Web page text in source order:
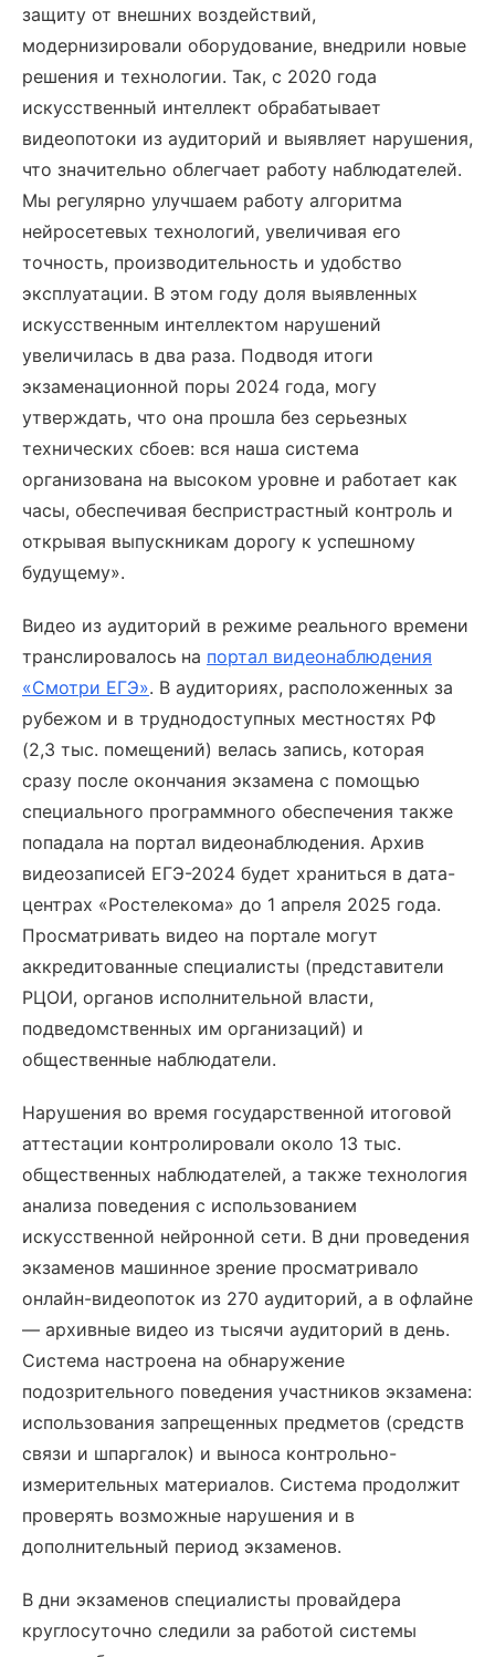
защиту от внешних воздействий,
модернизировали оборудование, внедрили новые
решения и технологии. Так, с 2020 года
искусственный интеллект обрабатывает
видеопотоки из аудиторий и выявляет нарушения,
что значительно облегчает работу наблюдателей.
Мы регулярно улучшаем работу алгоритма
нейросетевых технологий, увеличивая его
точность, производительность и удобство
эксплуатации. В этом году доля выявленных
искусственным интеллектом нарушений
увеличилась в два раза. Подводя итоги
экзаменационной поры 2024 года, могу
утверждать, что она прошла без серьезных
технических сбоев: вся наша система
организована на высоком уровне и работает как
часы, обеспечивая беспристрастный контроль и
открывая выпускникам дорогу к успешному
будущему».
Видео из аудиторий в режиме реального времени
транслировалось на портал видеонаблюдения
«Смотри ЕГЭ». В аудиториях, расположенных за
рубежом и в труднодоступных местностях РФ
(2,3 тыс. помещений) велась запись, которая
сразу после окончания экзамена с помощью
специального программного обеспечения также
попадала на портал видеонаблюдения. Архив
видеозаписей ЕГЭ-2024 будет храниться в дата-
центрах «Ростелекома» до 1 апреля 2025 года.
Просматривать видео на портале могут
аккредитованные специалисты (представители
РЦОИ, органов исполнительной власти,
подведомственных им организаций) и
общественные наблюдатели.
Нарушения во время государственной итоговой
аттестации контролировали около 13 тыс.
общественных наблюдателей, а также технология
анализа поведения с использованием
искусственной нейронной сети. В дни проведения
экзаменов машинное зрение просматривало
онлайн-видеопоток из 270 аудиторий, а в офлайне
— архивные видео из тысячи аудиторий в день.
Система настроена на обнаружение
подозрительного поведения участников экзамена:
использования запрещенных предметов (средств
связи и шпаргалок) и выноса контрольно-
измерительных материалов. Система продолжит
проверять возможные нарушения и в
дополнительный период экзаменов.
В дни экзаменов специалисты провайдера
круглосуточно следили за работой системы